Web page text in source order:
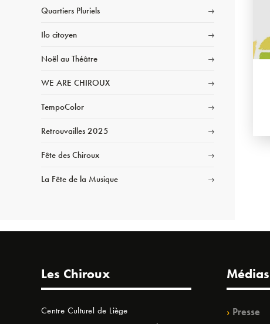
Quartiers Pluriels
Ilo citoyen
Noël au Théâtre
WE ARE CHIROUX
TempoColor
Retrouvailles 2025
Fête des Chiroux
La Fête de la Musique
Les Chiroux
Centre Culturel de Liège
Médias
Presse